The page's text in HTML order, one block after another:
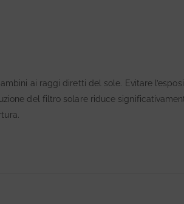
ai raggi diretti del sole. Evitare
del filtro solare riduce